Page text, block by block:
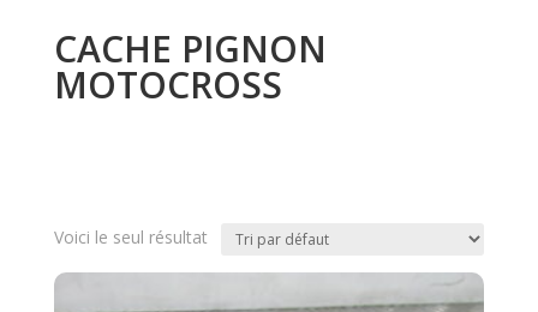
CACHE PIGNON
MOTOCROSS
Voici le seul résultat